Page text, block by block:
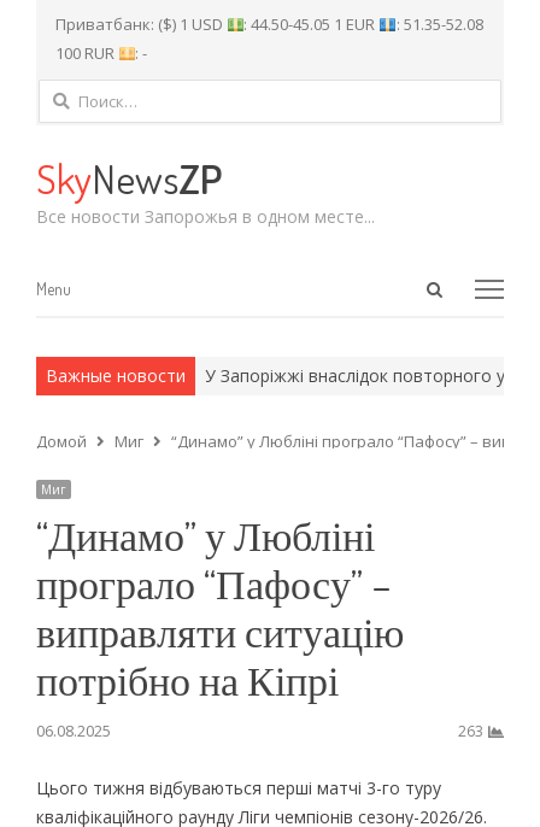
Приватбанк: ($) 1 USD : 44.50-45.05 1 EUR
: 51.35-52.08
100 RUR
: -
Найти:
SkyNewsZP
Все новости Запорожья в одном месте...
Open
Menu
Menu
Важные новости
методы. У Запоріжжі внаслідок повторного удару
Домой Миг “Динамо” у Любліні програло “Пафосу” –
Миг
“Динамо” у Любліні
програло “Пафосу” –
виправляти ситуацію
потрібно на Кіпрі
06.08.2025 263
Цього тижня відбуваються перші матчі 3-го туру
кваліфікаційного раунду Ліги чемпіонів сезону-2026/26.